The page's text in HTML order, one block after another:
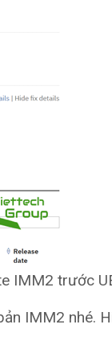
IMM2 trước
IMM2 nhé.